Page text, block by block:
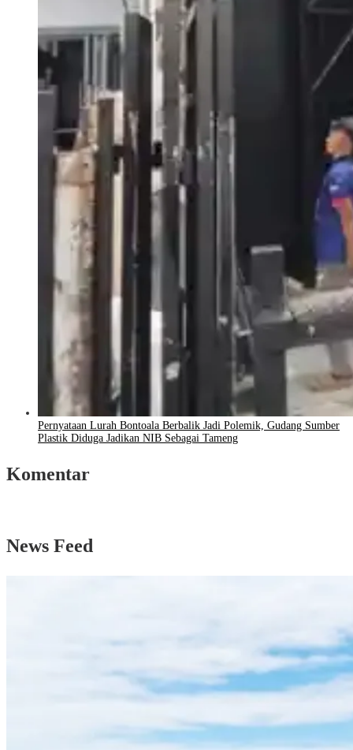
Pernyataan Lurah Bontoala Berbalik Jadi Polemik, Gudang Sumber
Plastik Diduga Jadikan NIB Sebagai Tameng
Komentar
News Feed